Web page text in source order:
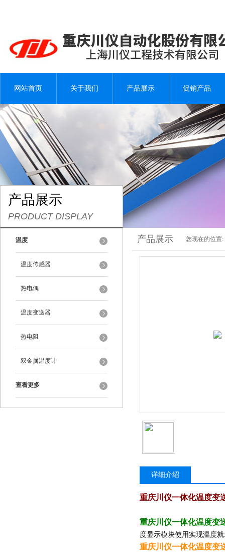
网站首页 关于我们 产品展示 促销产品
产品展示
PRODUCT DISPLAY
温度
温度传感器
热电偶
温度变送器
热电阻
双金属温度计
查看更多
产品展示 您现在的位置:
详细介绍
重庆川仪一体化温度变
重庆川仪一体化温度变
度显示模块使用实现温
重庆川仪一体化温度变